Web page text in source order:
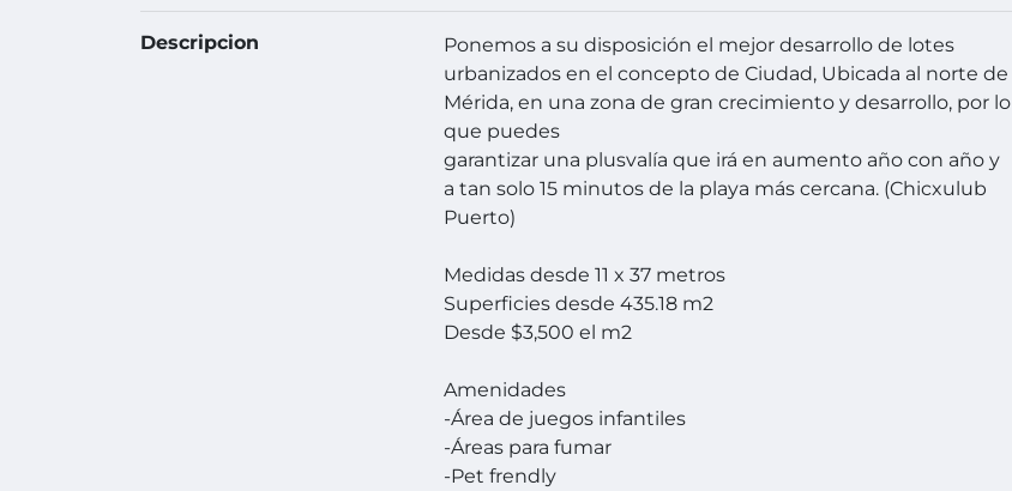
Descripcion
Ponemos a su disposición el mejor desarrollo de lotes
urbanizados en el concepto de Ciudad, Ubicada al norte de
Mérida, en una zona de gran crecimiento y desarrollo, por lo
que puedes
garantizar una plusvalía que irá en aumento año con año y
a tan solo 15 minutos de la playa más cercana. (Chicxulub
Puerto)
Medidas desde 11 x 37 metros
Superficies desde 435.18 m2
Desde $3,500 el m2
Amenidades
-Área de juegos infantiles
-Áreas para fumar
-Pet frendly